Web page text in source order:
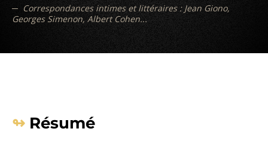
Correspondances intimes et littéraires : Jean Giono,
Georges Simenon, Albert Cohen...
Résumé